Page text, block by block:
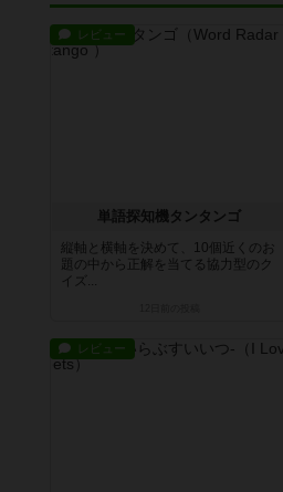
レビュー
単語探知機タンタンゴ
縦軸と横軸を決めて、10個近くのお
題の中から正解を当てる協力型のク
イズ...
レビュー